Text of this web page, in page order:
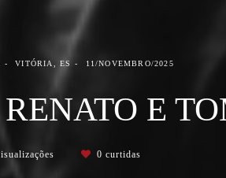
VITÓRIA, ES 11/NOVEMBRO/2025
E
0 curtidas